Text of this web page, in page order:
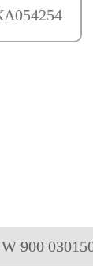
900